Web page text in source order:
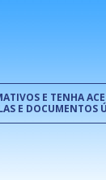
E TENHA
E DOCUMENTOS